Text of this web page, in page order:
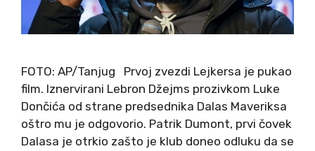
FOTO: AP/Tanjug Prvoj zvezdi Lejkersa je pukao
film. Iznervirani Lebron Džejms prozivkom Luke
Dončića od strane predsednika Dalas Maveriksa
oštro mu je odgovorio. Patrik Dumont, prvi čovek
Dalasa je otrkio zašto je klub doneo odluku da se